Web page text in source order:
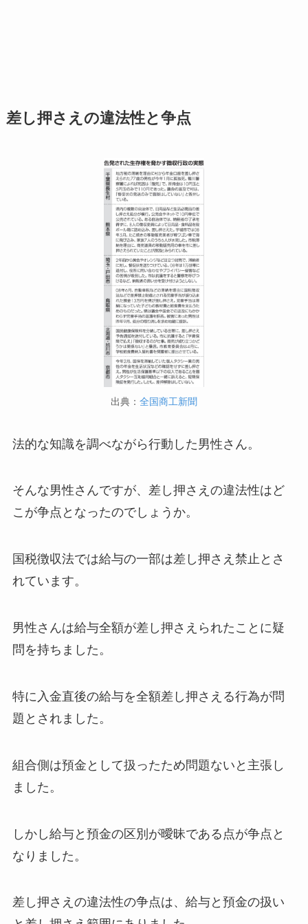
差し押さえの違法性と争点
出典： 全国商工新聞
法的な知識を調べながら行動した男性さん。
そんな男性さんですが、差し押さえの違法性はど
こが争点となったのでしょうか。
国税徴収法では給与の一部は差し押さえ禁止とさ
れています。
男性さんは給与全額が差し押さえられたことに疑
問を持ちました。
特に入金直後の給与を全額差し押さえる行為が問
題とされました。
組合側は預金として扱ったため問題ないと主張し
ました。
しかし給与と預金の区別が曖昧である点が争点と
なりました。
差し押さえの違法性の争点は、給与と預金の扱い